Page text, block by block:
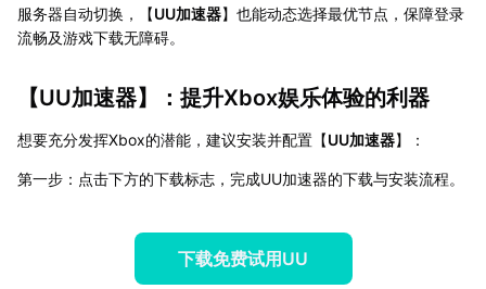
服务器自动切换，【UU加速器】也能动态选择最优节点，保障登录
流畅及游戏下载无障碍。
【UU加速器】：提升Xbox娱乐体验的利器
想要充分发挥Xbox的潜能，建议安装并配置【UU加速器】：
第一步：点击下方的下载标志，完成UU加速器的下载与安装流程。
下载免费试用UU